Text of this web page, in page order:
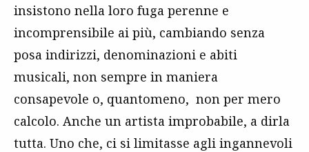
insistono nella loro fuga perenne e
incomprensibile ai più, cambiando senza
posa indirizzi, denominazioni e abiti
musicali, non sempre in maniera
consapevole o, quantomeno, non per mero
calcolo. Anche un artista improbabile, a dirla
tutta. Uno che, ci si limitasse agli ingannevoli